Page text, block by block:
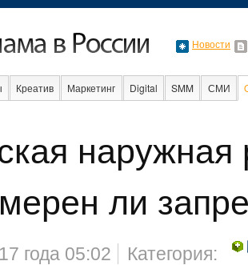
Новости
Креатив Маркетинг Digital SMM СМИ
ли
года 05:02
Категория: